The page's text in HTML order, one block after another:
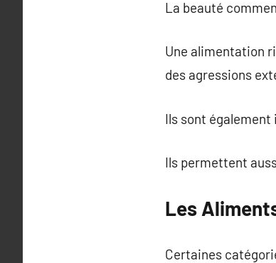
La beauté
Une alimentation
des agressions
Ils sont également
Ils permettent
Les
Certaines